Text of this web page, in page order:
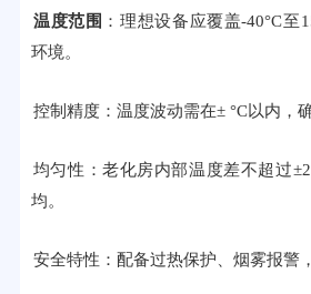
温度范围 ：理想设备应覆盖-40°C至
环境。
控制精度：温度波动需在± °C以内，
均匀性：老化房内部温度差不超过
均。
安全特性：配备过热保护、烟雾报警